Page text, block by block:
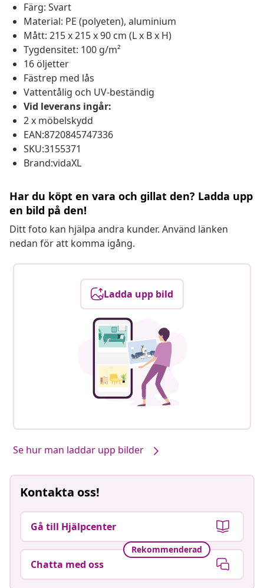
Färg: Svart
Material: PE (polyeten), aluminium
Mått: 215 x 215 x 90 cm (L x B x H)
Tygdensitet: 100 g/m²
16 öljetter
Fästrep med lås
Vattentålig och UV-beständig
Vid leverans ingår:
2 x möbelskydd
EAN:8720845747336
SKU:3155371
Brand:vidaXL
Har du köpt en vara och gillat den? Ladda upp
en bild på den!
Ditt foto kan hjälpa andra kunder. Använd länken
nedan för att komma igång.
Ladda upp bild
Se hur man laddar upp bilder
Kontakta oss!
Gå till Hjälpcenter
Rekommenderad
Chatta med oss